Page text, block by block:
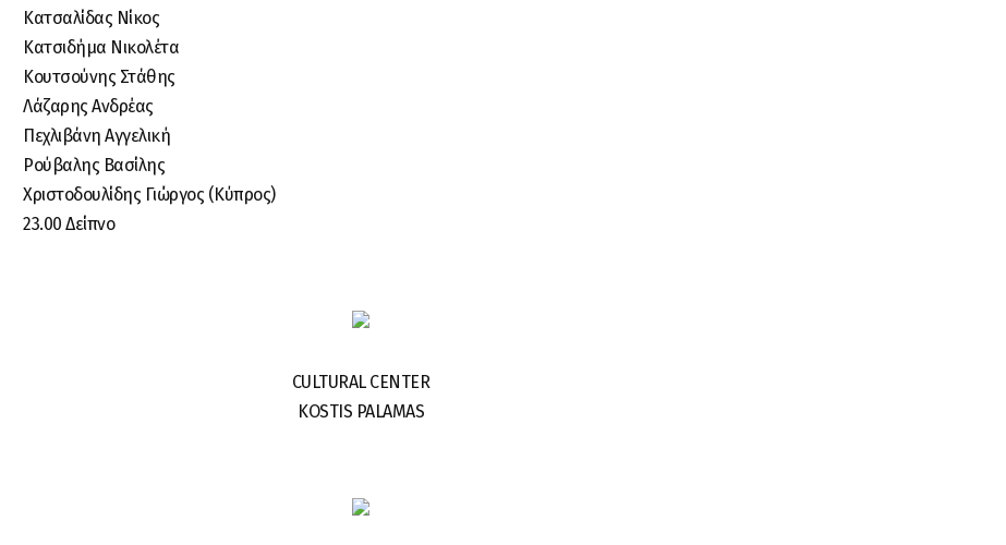
Κατσαλίδας Νίκος
Κατσιδήμα Νικολέτα
Κουτσούνης Στάθης
Λάζαρης Ανδρέας
Πεχλιβάνη Αγγελική
Ρούβαλης Βασίλης
Χριστοδουλίδης Γιώργος (Κύπρος)
23.00 Δείπνο
CULTURAL CENTER
KOSTIS PALAMAS